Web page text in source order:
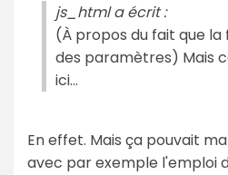
js_html a écrit :
(À propos du fait que
des paramètres) Mais
ici...
En effet. Mais ça pouvait
avec par exemple l'emploi